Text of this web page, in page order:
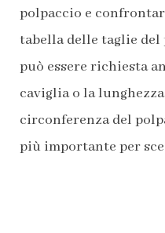
polpaccio e
tabella delle taglie
può essere richiesta
caviglia o la
circonferenza del
più importante per